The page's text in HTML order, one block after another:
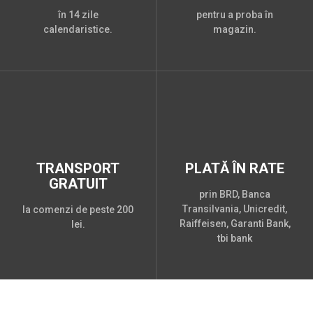
în 14 zile
calendaristice.
pentru a proba în
magazin.
TRANSPORT
GRATUIT
la comenzi de peste 200
lei.
PLATĂ ÎN RATE
prin BRD, Banca
Transilvania, Unicredit,
Raiffeisen, Garanti Bank,
tbi bank